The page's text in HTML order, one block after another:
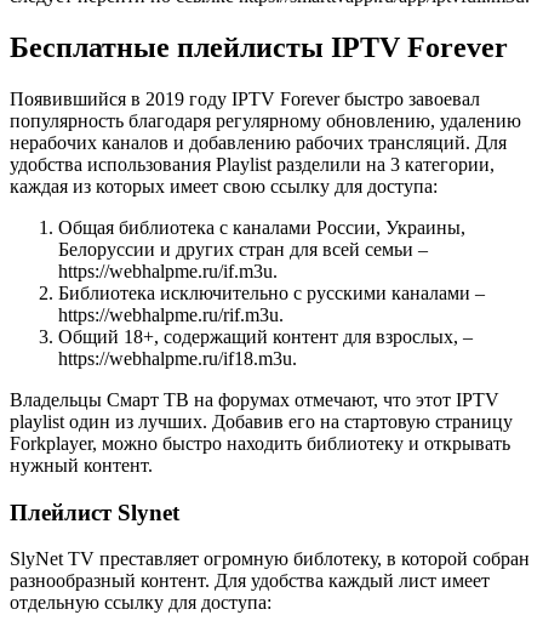
Бесплатные плейлисты IPTV Forever
Появившийся в 2019 году IPTV Forever быстро завоевал
популярность благодаря регулярному обновлению, удалению
нерабочих каналов и добавлению рабочих трансляций. Для
удобства использования Playlist разделили на 3 категории,
каждая из которых имеет свою ссылку для доступа:
Общая библиотека с каналами России, Украины,
Белоруссии и других стран для всей семьи –
https://webhalpme.ru/if.m3u.
Библиотека исключительно с русскими каналами –
https://webhalpme.ru/rif.m3u.
Общий 18+, содержащий контент для взрослых, –
https://webhalpme.ru/if18.m3u.
Владельцы Смарт ТВ на форумах отмечают, что этот IPTV
playlist один из лучших. Добавив его на стартовую страницу
Forkplayer, можно быстро находить библиотеку и открывать
нужный контент.
Плейлист Slynet
SlyNet TV преставляет огромную библотеку, в которой собран
разнообразный контент. Для удобства каждый лист имеет
отдельную ссылку для доступа: